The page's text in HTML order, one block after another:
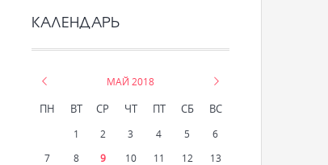
КАЛЕНДАРЬ
МАЙ 2018
ПН ВТ СР ЧТ ПТ СБ ВС
1 2 3 4 5
6
7
8 9 10 11 12
13